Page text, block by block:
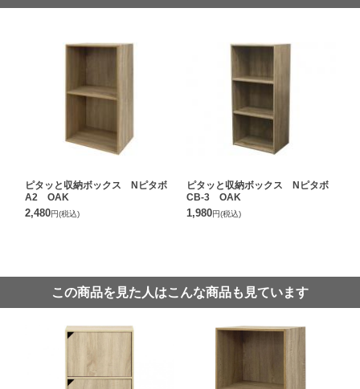
ピタッと収納ボックス Nピタボ
A2 OAK
2,480円(税込)
ピタッと収納ボックス Nピタボ
CB-3 OAK
1,980円(税込)
この商品を見た人はこんな商品も見ています